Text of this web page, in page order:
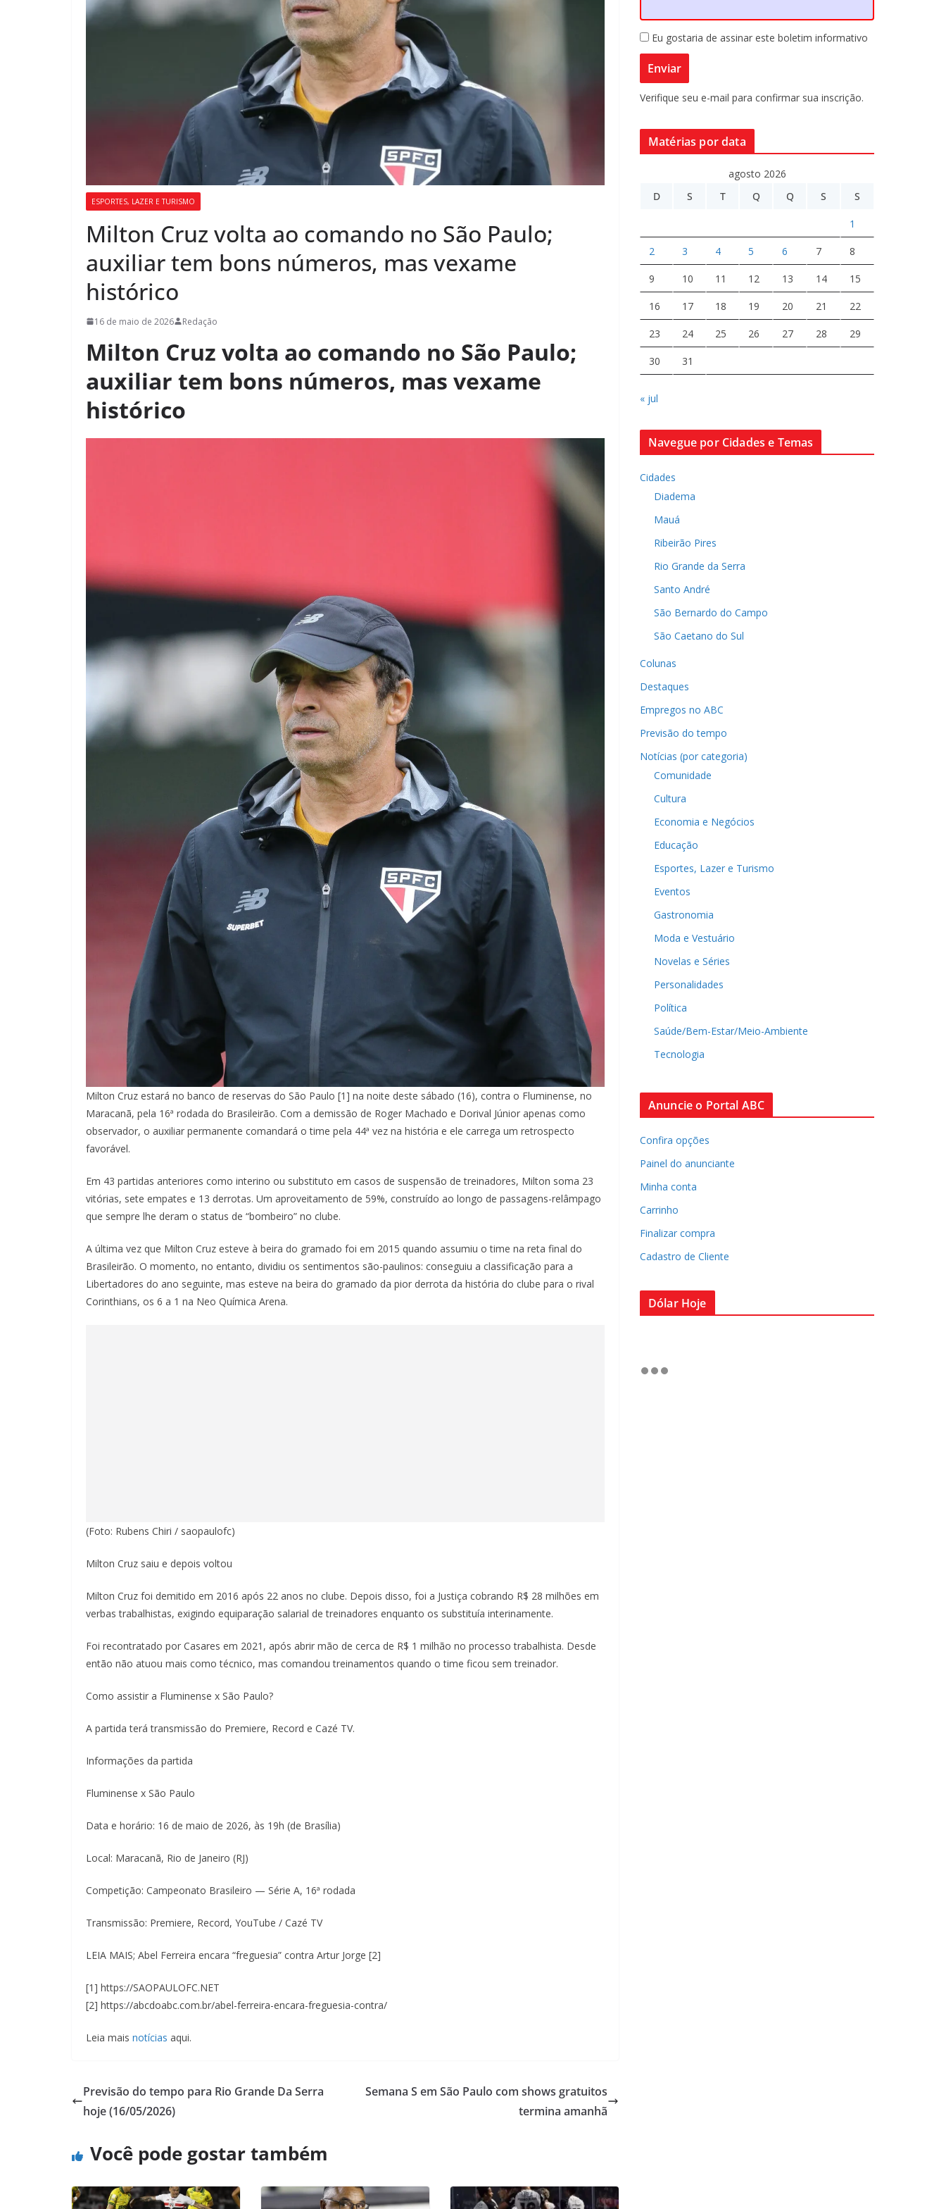
ESPORTES, LAZER E TURISMO
Milton Cruz volta ao comando no São Paulo;
auxiliar tem bons números, mas vexame
histórico
16 de maio de 2026 Redação
Milton Cruz volta ao comando no São Paulo;
auxiliar tem bons números, mas vexame
histórico
Milton Cruz estará no banco de reservas do São Paulo [1] na noite deste sábado (16), contra o Fluminense, no
Maracanã, pela 16ª rodada do Brasileirão. Com a demissão de Roger Machado e Dorival Júnior apenas como
observador, o auxiliar permanente comandará o time pela 44ª vez na história e ele carrega um retrospecto
favorável.
Em 43 partidas anteriores como interino ou substituto em casos de suspensão de treinadores, Milton soma 23
vitórias, sete empates e 13 derrotas. Um aproveitamento de 59%, construído ao longo de passagens-relâmpago
que sempre lhe deram o status de “bombeiro” no clube.
A última vez que Milton Cruz esteve à beira do gramado foi em 2015 quando assumiu o time na reta final do
Brasileirão. O momento, no entanto, dividiu os sentimentos são-paulinos: conseguiu a classificação para a
Libertadores do ano seguinte, mas esteve na beira do gramado da pior derrota da história do clube para o rival
Corinthians, os 6 a 1 na Neo Química Arena.
(Foto: Rubens Chiri / saopaulofc)
Milton Cruz saiu e depois voltou
Milton Cruz foi demitido em 2016 após 22 anos no clube. Depois disso, foi a Justiça cobrando R$ 28 milhões em
verbas trabalhistas, exigindo equiparação salarial de treinadores enquanto os substituía interinamente.
Foi recontratado por Casares em 2021, após abrir mão de cerca de R$ 1 milhão no processo trabalhista. Desde
então não atuou mais como técnico, mas comandou treinamentos quando o time ficou sem treinador.
Como assistir a Fluminense x São Paulo?
A partida terá transmissão do Premiere, Record e Cazé TV.
Informações da partida
Fluminense x São Paulo
Data e horário: 16 de maio de 2026, às 19h (de Brasília)
Local: Maracanã, Rio de Janeiro (RJ)
Competição: Campeonato Brasileiro — Série A, 16ª rodada
Transmissão: Premiere, Record, YouTube / Cazé TV
LEIA MAIS; Abel Ferreira encara “freguesia” contra Artur Jorge [2]
[1] https://SAOPAULOFC.NET
[2] https://abcdoabc.com.br/abel-ferreira-encara-freguesia-contra/
Leia mais notícias aqui.
Previsão do tempo para Rio Grande Da Serra
hoje (16/05/2026)
Semana S em São Paulo com shows gratuitos
termina amanhã
Você pode gostar também
Eu gostaria de assinar este boletim informativo
Verifique seu e-mail para confirmar sua inscrição.
Matérias por data
agosto 2026
D
S T Q Q S S
1
2 3 4 5 6 7 8
9 10 11 12 13 14 15
16 17 18 19 20 21 22
23 24 25 26 27 28 29
30 31
« jul
Navegue por Cidades e Temas
Cidades
Diadema
Mauá
Ribeirão Pires
Rio Grande da Serra
Santo André
São Bernardo do Campo
São Caetano do Sul
Colunas
Destaques
Empregos no ABC
Previsão do tempo
Notícias (por categoria)
Comunidade
Cultura
Economia e Negócios
Educação
Esportes, Lazer e Turismo
Eventos
Gastronomia
Moda e Vestuário
Novelas e Séries
Personalidades
Política
Saúde/Bem-Estar/Meio-Ambiente
Tecnologia
Anuncie o Portal ABC
Confira opções
Painel do anunciante
Minha conta
Carrinho
Finalizar compra
Cadastro de Cliente
Dólar Hoje